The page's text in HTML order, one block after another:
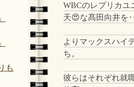
も
WBCのレプリカユ
天😍な髙田向井を
よりマックスハイ
ち。
彼らはそれぞれ就